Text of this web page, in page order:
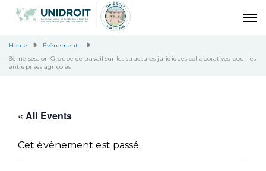
Home
Évènements
9ème session Groupe de travail sur les structures juridiques collaboratives pour les
entreprises agricoles
« All Events
Cet évènement est passé.